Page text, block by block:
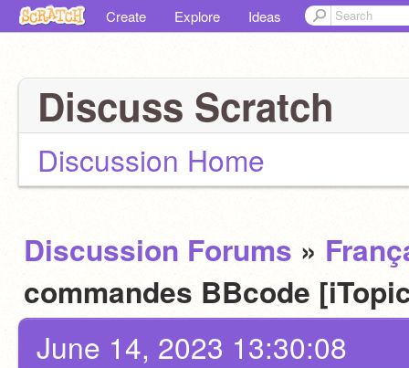
Create Explore Ideas
Discuss Scratch
Discussion Home
Discussion Forums »
commandes BBcode
June 14, 2023 13:30:08